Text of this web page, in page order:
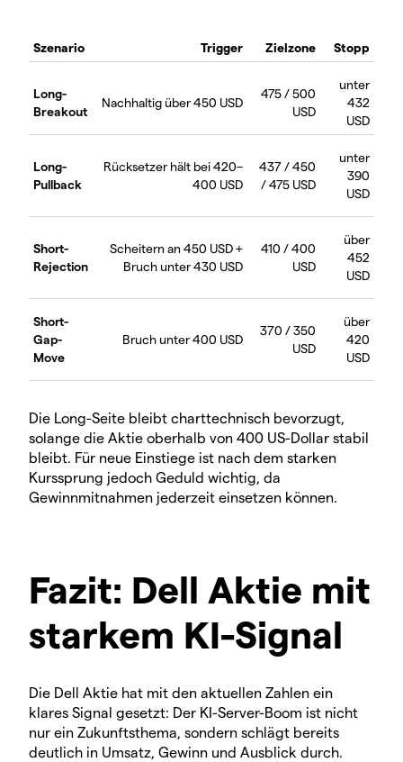
Szenario Trigger Zielzone Stopp
Long-
Breakout
Nachhaltig über 450 USD
475 / 500
USD
unter
432
USD
Long-
Pullback
Rücksetzer hält bei 420–
400 USD
437 / 450
/ 475 USD
unter
390
USD
Short-
Rejection
Scheitern an 450 USD +
Bruch unter 430 USD
410 / 400
USD
über
452
USD
Short-
Gap-
Move
Bruch unter 400 USD
370 / 350
USD
über
420
USD
Die Long-Seite bleibt charttechnisch bevorzugt,
solange die Aktie oberhalb von 400 US-Dollar stabil
bleibt. Für neue Einstiege ist nach dem starken
Kurssprung jedoch Geduld wichtig, da
Gewinnmitnahmen jederzeit einsetzen können.
Fazit: Dell Aktie mit
starkem KI-Signal
Die Dell Aktie hat mit den aktuellen Zahlen ein
klares Signal gesetzt: Der KI-Server-Boom ist nicht
nur ein Zukunftsthema, sondern schlägt bereits
deutlich in Umsatz, Gewinn und Ausblick durch.